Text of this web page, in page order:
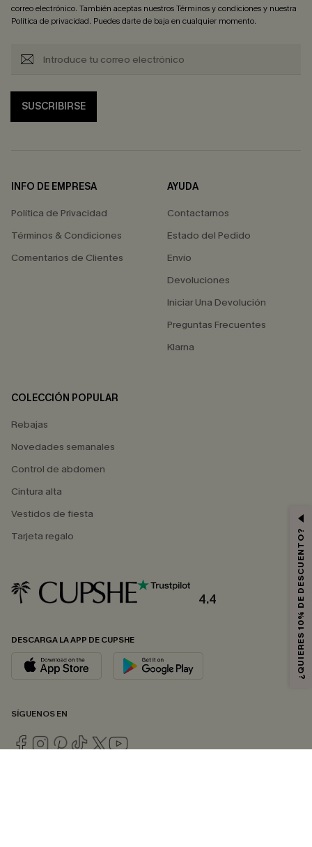
correo electrónico. También aceptas nuestrosTérminos y condicionesy nuestra
Política de privacidad. Puedes darte de baja en cualquier momento.
SUSCRIBIRSE
INFO DE EMPRESA
Política de Privacidad
Términos & Condiciones
Comentarios de Clientes
AYUDA
Contactarnos
Estado del Pedido
Envío
Devoluciones
Iniciar Una Devolución
Preguntas Frecuentes
Klarna
COLECCIÓN POPULAR
Rebajas
Novedades semanales
Control de abdomen
Cintura alta
Vestidos de fiesta
Tarjeta regalo
4.4
DESCARGA LA APP DE CUPSHE
SÍGUENOS EN
¿QUIERES 10% DE DESCUENTO?